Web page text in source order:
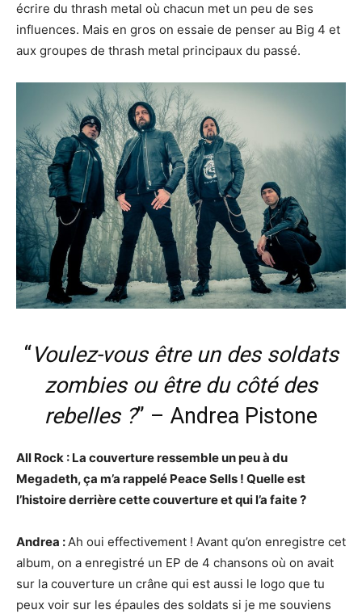
écrire du thrash metal où chacun met un peu de ses
influences. Mais en gros on essaie de penser au Big 4 et
aux groupes de thrash metal principaux du passé.
“Voulez-vous être un des soldats
zombies ou être du côté des
rebelles ?” – Andrea Pistone
All Rock : La couverture ressemble un peu à du
Megadeth, ça m’a rappelé Peace Sells ! Quelle est
l’histoire derrière cette couverture et qui l’a faite ?
Andrea :Ah oui effectivement ! Avant qu’on enregistre cet
album, on a enregistré un EP de 4 chansons où on avait
sur la couverture un crâne qui est aussi le logo que tu
peux voir sur les épaules des soldats si je me souviens